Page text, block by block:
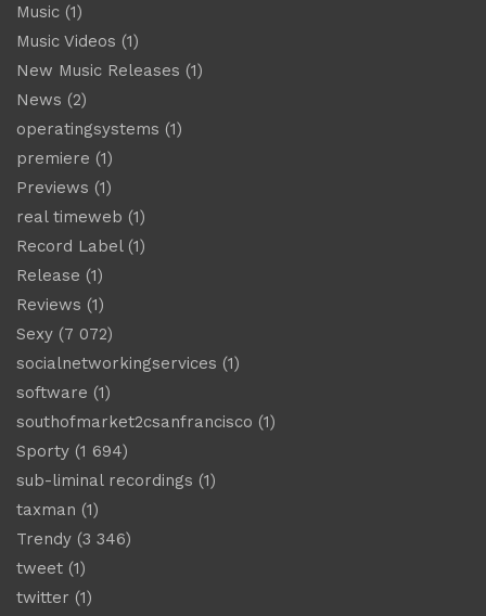
Music (1)
Music Videos (1)
New Music Releases (1)
News (2)
operatingsystems (1)
premiere (1)
Previews (1)
real timeweb (1)
Record Label(1)
Release (1)
Reviews (1)
Sexy (7 072)
socialnetworkingservices (1)
software (1)
southofmarket2csanfrancisco (1)
Sporty (1 694)
sub-liminal recordings (1)
taxman (1)
Trendy (3 346)
tweet (1)
twitter (1)